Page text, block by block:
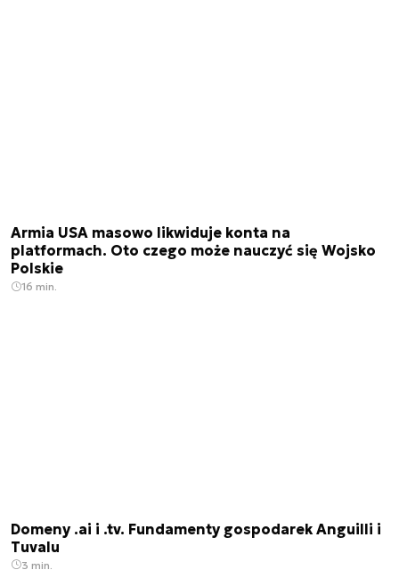
Armia USA masowo likwiduje konta na
platformach. Oto czego może nauczyć się Wojsko
Polskie
16 min.
Domeny .ai i .tv. Fundamenty gospodarek Anguilli i
Tuvalu
3 min.